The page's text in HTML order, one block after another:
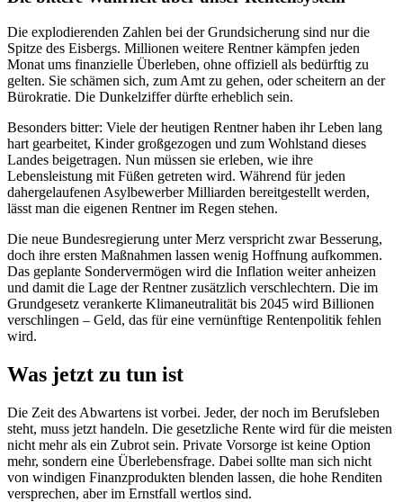
Die explodierenden Zahlen bei der Grundsicherung sind nur die
Spitze des Eisbergs. Millionen weitere Rentner kämpfen jeden
Monat ums finanzielle Überleben, ohne offiziell als bedürftig zu
gelten. Sie schämen sich, zum Amt zu gehen, oder scheitern an der
Bürokratie. Die Dunkelziffer dürfte erheblich sein.
Besonders bitter: Viele der heutigen Rentner haben ihr Leben lang
hart gearbeitet, Kinder großgezogen und zum Wohlstand dieses
Landes beigetragen. Nun müssen sie erleben, wie ihre
Lebensleistung mit Füßen getreten wird. Während für jeden
dahergelaufenen Asylbewerber Milliarden bereitgestellt werden,
lässt man die eigenen Rentner im Regen stehen.
Die neue Bundesregierung unter Merz verspricht zwar Besserung,
doch ihre ersten Maßnahmen lassen wenig Hoffnung aufkommen.
Das geplante Sondervermögen wird die Inflation weiter anheizen
und damit die Lage der Rentner zusätzlich verschlechtern. Die im
Grundgesetz verankerte Klimaneutralität bis 2045 wird Billionen
verschlingen – Geld, das für eine vernünftige Rentenpolitik fehlen
wird.
Was jetzt zu tun ist
Die Zeit des Abwartens ist vorbei. Jeder, der noch im Berufsleben
steht, muss jetzt handeln. Die gesetzliche Rente wird für die meisten
nicht mehr als ein Zubrot sein. Private Vorsorge ist keine Option
mehr, sondern eine Überlebensfrage. Dabei sollte man sich nicht
von windigen Finanzprodukten blenden lassen, die hohe Renditen
versprechen, aber im Ernstfall wertlos sind.